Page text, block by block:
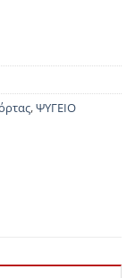
,ΨΥΓΕΙΟ